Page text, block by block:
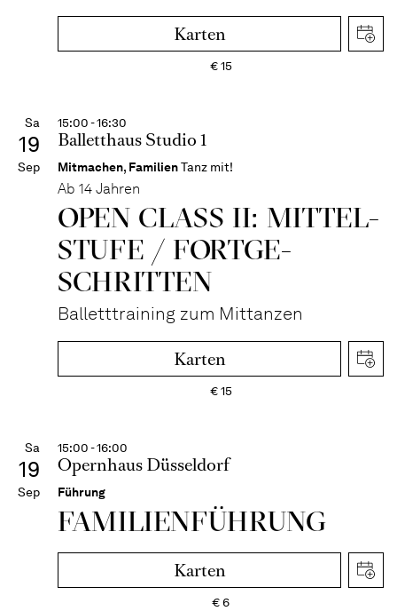
Karten
€15
Sa
19
Sep
15:00 - 16:30
Balletthaus Studio 1
Mitmachen, FamilienTanz mit!
Ab 14 Jahren
OPEN CLASS II: MITTEL­
STUFE / FORT­GE­
SCHRITTEN
Balletttraining zum Mittanzen
Karten
€15
Sa
19
Sep
15:00 - 16:00
Opernhaus Düsseldorf
Führung
FAMI­LIEN­FÜH­RUNG
Karten
€6